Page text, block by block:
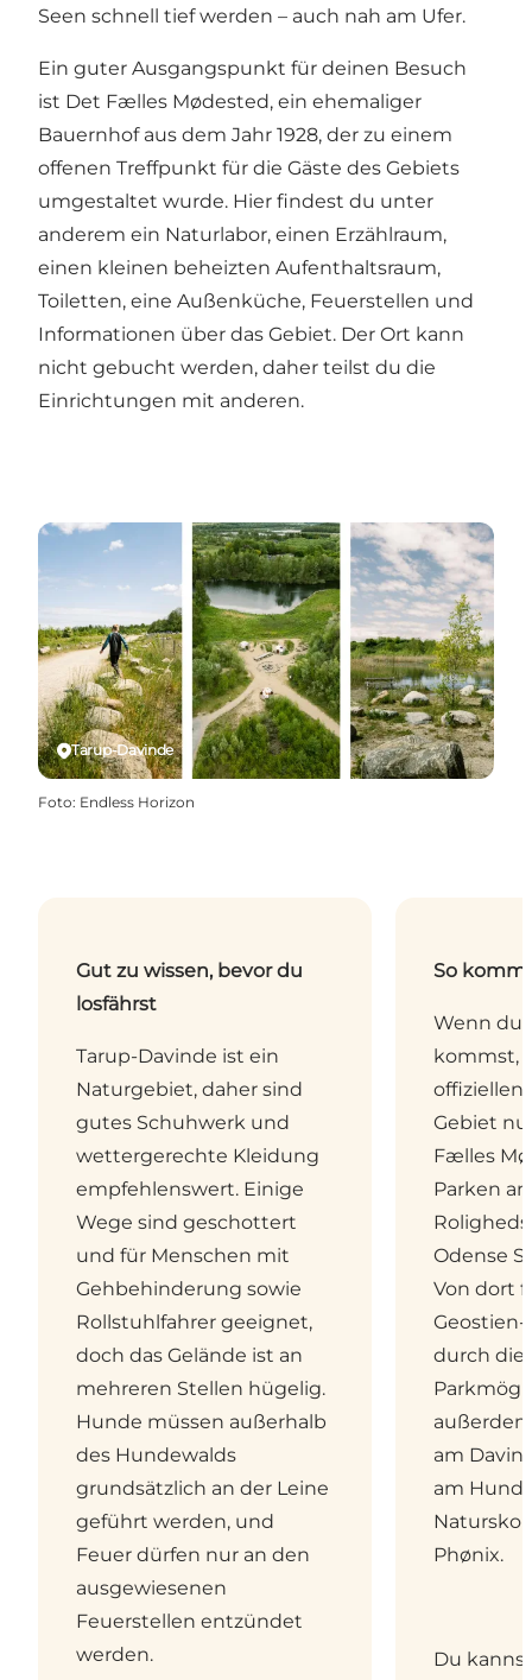
Seen schnell tief werden – auch nah am Ufer.
Ein guter Ausgangspunkt für deinen Besuch
ist Det Fælles Mødested, ein ehemaliger
Bauernhof aus dem Jahr 1928, der zu einem
offenen Treffpunkt für die Gäste des Gebiets
umgestaltet wurde. Hier findest du unter
anderem ein Naturlabor, einen Erzählraum,
einen kleinen beheizten Aufenthaltsraum,
Toiletten, eine Außenküche, Feuerstellen und
Informationen über das Gebiet. Der Ort kann
nicht gebucht werden, daher teilst du die
Einrichtungen mit anderen.
Tarup-Davinde
Foto: Endless Horizon
Gut zu wissen, bevor du
losfährst
Tarup-Davinde ist ein
Naturgebiet, daher sind
gutes Schuhwerk und
wettergerechte Kleidung
empfehlenswert. Einige
Wege sind geschottert
und für Menschen mit
Gehbehinderung sowie
Rollstuhlfahrer geeignet,
doch das Gelände ist an
mehreren Stellen hügelig.
Hunde müssen außerhalb
des Hundewalds
grundsätzlich an der Leine
geführt werden, und
Feuer dürfen nur an den
ausgewiesenen
Feuerstellen entzündet
werden.
So
Wenn du
kommst,
offiziellen
Gebiet
Fælles
Parken
Odense
Von dort
durch die
am
am
Phønix.
Du